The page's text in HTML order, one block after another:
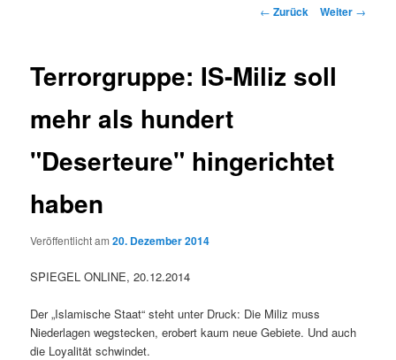
Beitragsnavigation
← Zurück Weiter →
Terrorgruppe: IS-Miliz soll
mehr als hundert
"Deserteure" hingerichtet
haben
Veröffentlicht am20. Dezember 2014
SPIEGEL ONLINE, 20.12.2014
Der „Islamische Staat“ steht unter Druck: Die Miliz muss
Niederlagen wegstecken, erobert kaum neue Gebiete. Und auch
die Loyalität schwindet.